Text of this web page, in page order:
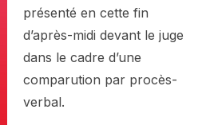
présenté en cette fin
d’après-midi devant le juge
dans le cadre d’une
comparution par procès-
verbal.